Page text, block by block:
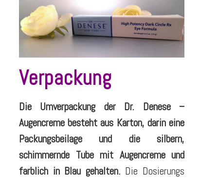
Verpackung
Die Umverpackung der Dr. Denese –
Augencreme besteht aus Karton, darin eine
Packungsbeilage und die silbern,
schimmernde Tube mit Augencreme und
farblich in Blau gehalten. Die Dosierungs